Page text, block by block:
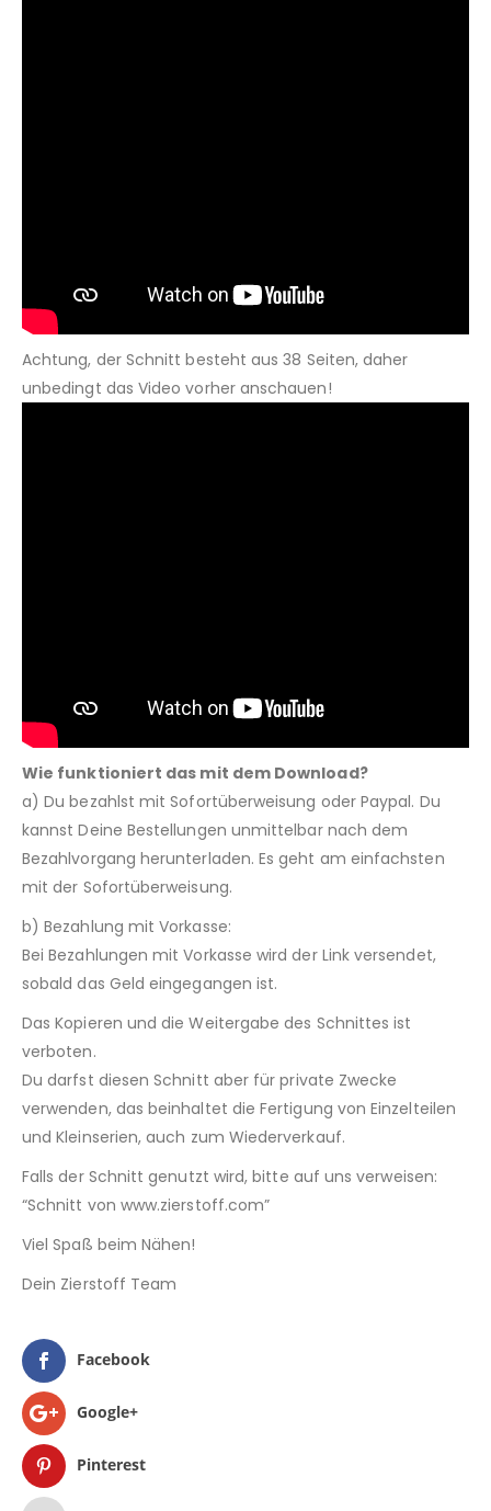
Achtung, der Schnitt besteht aus 38 Seiten, daher
unbedingt das Video vorher anschauen!
Wie funktioniert das mit dem Download?
a) Du bezahlst mit Sofortüberweisung oder Paypal. Du
kannst Deine Bestellungen unmittelbar nach dem
Bezahlvorgang herunterladen. Es geht am einfachsten
mit der Sofortüberweisung.
b) Bezahlung mit Vorkasse:
Bei Bezahlungen mit Vorkasse wird der Link versendet,
sobald das Geld eingegangen ist.
Das Kopieren und die Weitergabe des Schnittes ist
verboten.
Du darfst diesen Schnitt aber für private Zwecke
verwenden, das beinhaltet die Fertigung von Einzelteilen
und Kleinserien, auch zum Wiederverkauf.
Falls der Schnitt genutzt wird, bitte auf uns verweisen:
“Schnitt von www.zierstoff.com”
Viel Spaß beim Nähen!
Dein Zierstoff Team
Facebook
Google+
Pinterest